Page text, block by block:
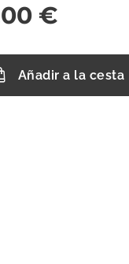
€
Añadir a la cesta